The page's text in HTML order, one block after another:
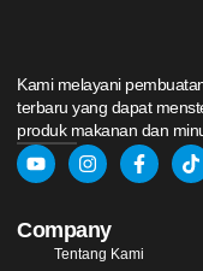
Kami melayani
terbaru yang dapat
produk makanan dan
Company
Tentang Kami